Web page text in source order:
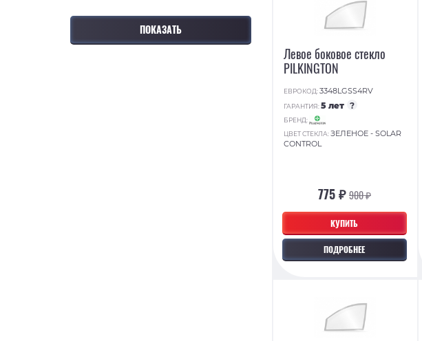
КУПИТЬ
ПОДРОБНЕЕ
Левое боковое стекло
PILKINGTON
ЕВРОКОД:3348LGSS4RV
ГАРАНТИЯ:5 лет ?
БРЕНД:
ЦВЕТ СТЕКЛА:ЗЕЛЕНОЕ - SOLAR
CONTROL
775 ₽900 ₽